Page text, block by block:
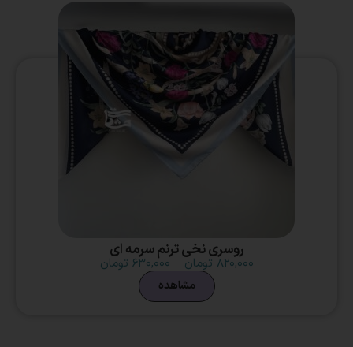
روسری نخی ترنم سرمه ای
۸۲۰,۰۰۰ تومان – ۶۳۰,۰۰۰ تومان
مشاهده